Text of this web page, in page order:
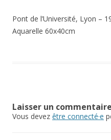
Pont de l’Université, Lyon –
Aquarelle 60x40cm
Laisser un commentaire
Vous devez être connecté·e